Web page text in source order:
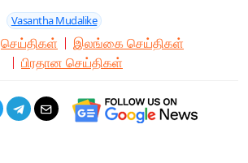
Vasantha Mudalike
செய்திகள்
இலங்கை செய்திகள்
பிரதான செய்திகள்